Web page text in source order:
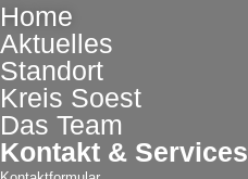
Home
Aktuelles
Standort
Kreis Soest
Das Team
Kontakt & Services